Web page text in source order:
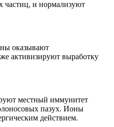
частиц, и нормализуют
оказывают
активизируют выработку
местный иммунитет
пазух. Ионы
действием.